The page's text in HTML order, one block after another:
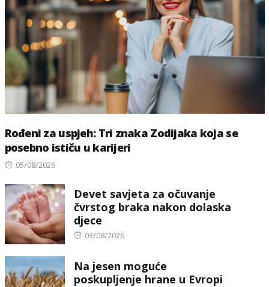
Rođeni za uspjeh: Tri znaka Zodijaka koja se
posebno ističu u karijeri
Posted
05/08/2026
Devet savjeta za očuvanje
čvrstog braka nakon dolaska
djece
Posted
03/08/2026
Na jesen moguće
poskupljenje hrane u Evropi